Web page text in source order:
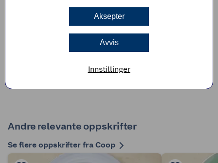
Hakk rødløk og finstrimle 1 paprika. Fres med
kyllingen i et par minutter.
Ha Toro Tikka masala kyllingryte i en gryte og
rør inn vann og kokosmelk. Kok opp under
omrøring og la småkoke i 10 minutter.
koketiden, ca. 3 minutter, og server med ris.
Andre relevante oppskrifter
Se flere oppskrifter fra Coop
Aksepter
Avvis
Innstillinger